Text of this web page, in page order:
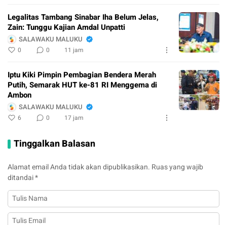
Legalitas Tambang Sinabar Iha Belum Jelas,
Zain: Tunggu Kajian Amdal Unpatti
SALAWAKU MALUKU
0 0 11 jam
Iptu Kiki Pimpin Pembagian Bendera Merah
Putih, Semarak HUT ke-81 RI Menggema di
Ambon
SALAWAKU MALUKU
6 0 17 jam
Tinggalkan Balasan
Alamat email Anda tidak akan dipublikasikan. Ruas yang wajib
ditandai*